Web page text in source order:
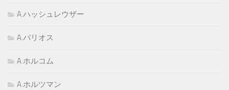
A.ハッシュレウザー
A.バリオス
A.ホルコム
A.ホルツマン